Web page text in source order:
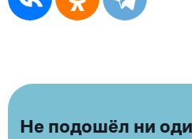
Не подошёл ни